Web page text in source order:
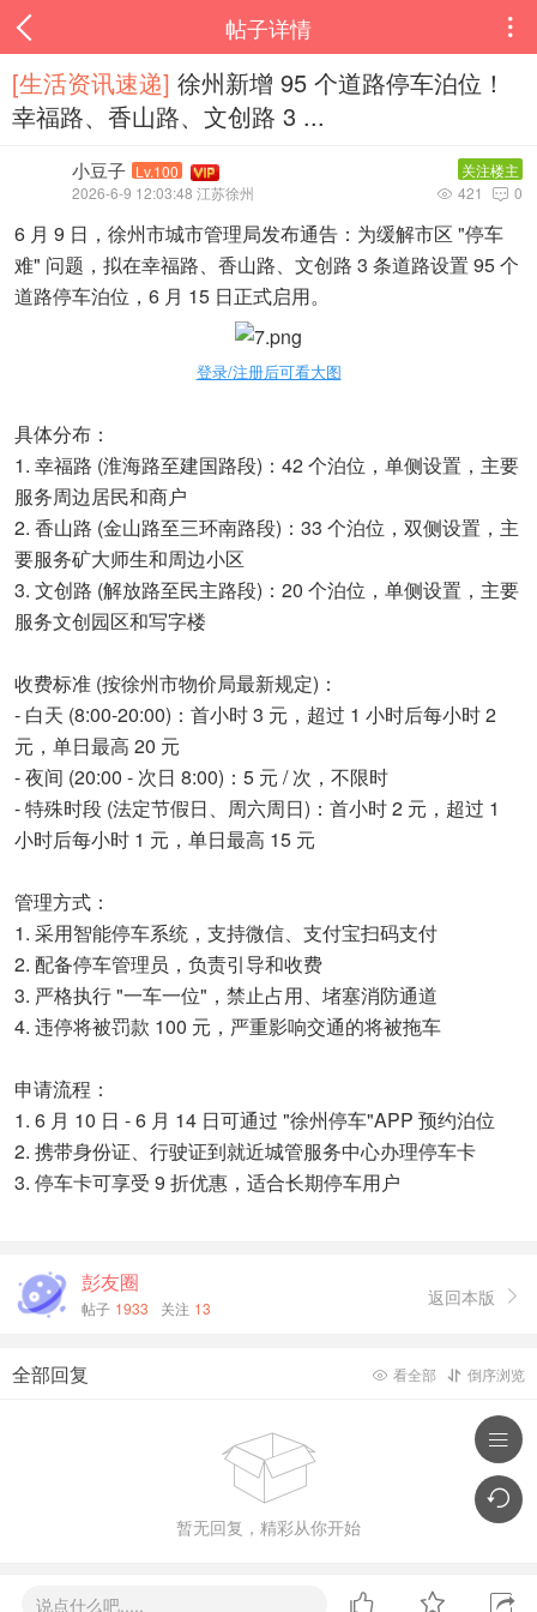
帖子详情 
[生活资讯速递‌] 徐州新增 95 个道路停车泊位！
幸福路、香山路、文创路 3 ...
小豆子 Lv.100
关注楼主
2026-6-9 12:03:48 江苏徐州
 0
 421
6 月 9 日，徐州市城市管理局发布通告：为缓解市区 "停车
难" 问题，拟在幸福路、香山路、文创路 3 条道路设置 95 个
道路停车泊位，6 月 15 日正式启用。
登录/注册后可看大图
具体分布：
1. 幸福路 (淮海路至建国路段)：42 个泊位，单侧设置，主要
服务周边居民和商户
2. 香山路 (金山路至三环南路段)：33 个泊位，双侧设置，主
要服务矿大师生和周边小区
3. 文创路 (解放路至民主路段)：20 个泊位，单侧设置，主要
服务文创园区和写字楼
收费标准 (按徐州市物价局最新规定)：
- 白天 (8:00-20:00)：首小时 3 元，超过 1 小时后每小时 2
元，单日最高 20 元
- 夜间 (20:00 - 次日 8:00)：5 元 / 次，不限时
- 特殊时段 (法定节假日、周六周日)：首小时 2 元，超过 1
小时后每小时 1 元，单日最高 15 元
管理方式：
1. 采用智能停车系统，支持微信、支付宝扫码支付
2. 配备停车管理员，负责引导和收费
3. 严格执行 "一车一位"，禁止占用、堵塞消防通道
4. 违停将被罚款 100 元，严重影响交通的将被拖车
申请流程：
1. 6 月 10 日 - 6 月 14 日可通过 "徐州停车"APP 预约泊位
2. 携带身份证、行驶证到就近城管服务中心办理停车卡
3. 停车卡可享受 9 折优惠，适合长期停车用户
彭友圈
帖子 1933 关注 13 返回本版 
 倒序浏览
 看全部
全部回复

暂无回复，精彩从你开始
说点什么吧.....   

